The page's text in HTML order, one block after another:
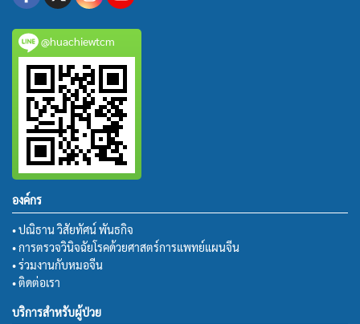
@huachiewtcm
องค์กร
• ปณิธาน วิสัยทัศน์ พันธกิจ
• การตรวจวินิจฉัยโรคด้วยศาสตร์การแพทย์แผนจีน
• ร่วมงานกับหมอจีน
• ติดต่อเรา
บริการสำหรับผู้ป่วย